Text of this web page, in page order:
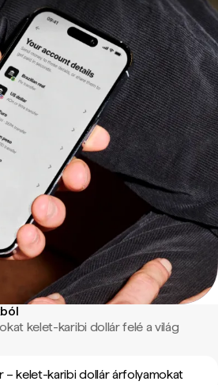
kelet-karibi dollár felé a világ
– kelet-karibi dollár árfolyamokat